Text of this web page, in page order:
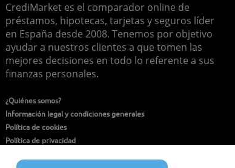
CrediMarket es el comparador online de
préstamos, hipotecas, tarjetas y seguros líder
en España desde 2008. Tenemos por objetivo
ayudar a nuestros clientes a que tomen las
mejores decisiones en todo lo referente a sus
finanzas personales.
¿Quiénes somos?
Información legal y condiciones generales
Política de cookies
Política de privacidad